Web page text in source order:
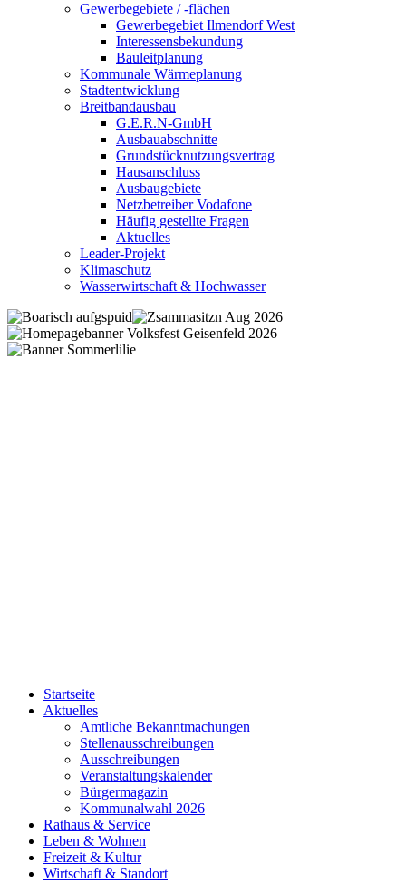
Gewerbegebiete / -flächen
Gewerbegebiet Ilmendorf West
Interessensbekundung
Bauleitplanung
Kommunale Wärmeplanung
Stadtentwicklung
Breitbandausbau
G.E.R.N-GmbH
Ausbauabschnitte
Grundstücknutzungsvertrag
Hausanschluss
Ausbaugebiete
Netzbetreiber Vodafone
Häufig gestellte Fragen
Aktuelles
Leader-Projekt
Klimaschutz
Wasserwirtschaft & Hochwasser
Startseite
Aktuelles
Amtliche Bekanntmachungen
Stellenausschreibungen
Ausschreibungen
Veranstaltungskalender
Bürgermagazin
Kommunalwahl 2026
Rathaus & Service
Leben & Wohnen
Freizeit & Kultur
Wirtschaft & Standort